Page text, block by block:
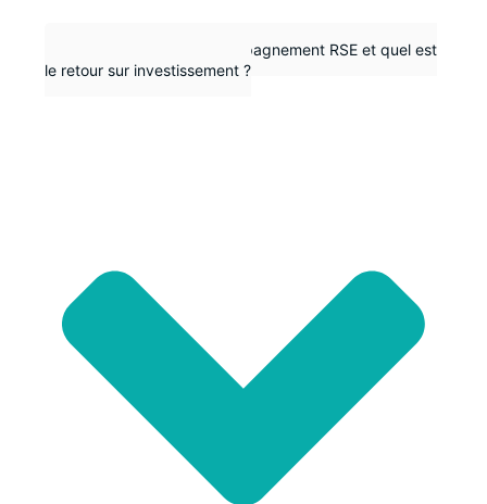
Combien coûte un accompagnement RSE et quel est
le retour sur investissement ?